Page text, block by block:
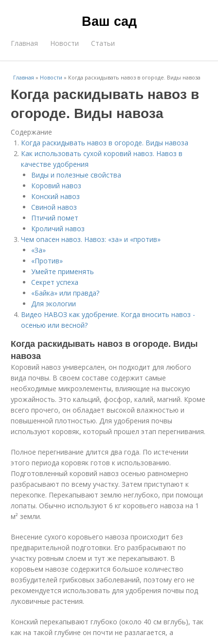
Ваш сад
Главная Новости Статьи
Главная » Новости » Когда раскидывать навоз в огороде. Виды навоза
Когда раскидывать навоз в
огороде. Виды навоза
Содержание
Когда раскидывать навоз в огороде. Виды навоза
Как использовать сухой коровий навоз. Навоз в
качестве удобрения
Виды и полезные свойства
Коровий навоз
Конский навоз
Свиной навоз
Птичий помет
Кроличий навоз
Чем опасен навоз. Навоз: «за» и «против»
«За»
«Против»
Умейте применять
Секрет успеха
«Байка» или правда?
Для экологии
Видео НАВОЗ как удобрение. Когда вносить навоз -
осенью или весной?
Когда раскидывать навоз в огороде. Виды
навоза
Коровий навоз универсален, он подходит для любого
вида почвы. В своем составе содержит самые
необходимые микроэлементы, влияющие на высокую
урожайность. Это кальций, фосфор, калий, магний. Кроме
всего прочего, он обладает высокой влажностью и
повышенной плотностью. Для удобрения почвы
используют коровяк, который прошел этап перегнивания.
Полное перегнивание длится два года. По истечении
этого периода коровяк готов к использованию.
Подготовленный коровий навоз осенью равномерно
разбрасывают по всему участку. Затем приступают к
перекопке. Перекапывают землю неглубоко, при помощи
лопаты. Обычно используют 6 кг коровьего навоза на 1
м² земли.
Внесение сухого коровьего навоза происходит без
предварительной подготовки. Его разбрасывают по
участку ровным слоем и тут же перекапывают. В
коровьем навозе содержится большое количество
возбудителей грибковых заболеваний, поэтому его не
рекомендуется использовать для удобрения почвы под
луковичные растения.
Конский перекапывают глубоко (около 40 см вглубь), так
как на такой глубине он почти не разлагается, а